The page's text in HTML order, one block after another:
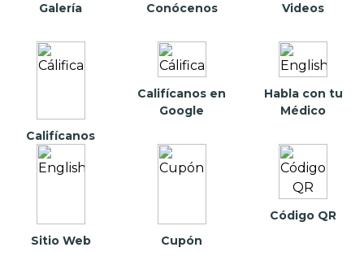
Galería Conócenos Videos
Califícanos
Califícanos en
Google
Habla con tu
Médico
Sitio Web Cupón
Código QR